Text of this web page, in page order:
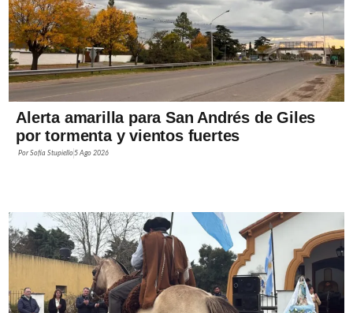
Alerta amarilla para San Andrés de Giles
por tormenta y vientos fuertes
PorSofía Stupiello5 Ago 2026